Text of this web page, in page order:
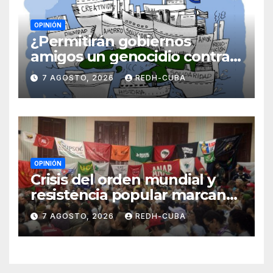
OPINIÓN
¿Permitirán gobiernos
amigos un genocidio contra
Cuba? Por Hedelberto López
Blanch
7 AGOSTO, 2026 REDH-CUBA
OPINIÓN
Crisis del orden mundial y
resistencia popular marcan
el inicio de la IV Asamblea
Continental de ALBA
Movimientos en Cuba
7 AGOSTO, 2026 REDH-CUBA